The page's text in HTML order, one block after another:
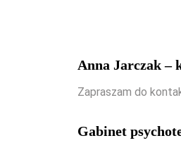
Anna Jarczak –
Zapraszam do
Gabinet